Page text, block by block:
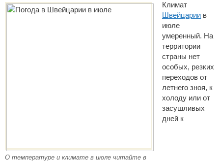
О температуре и климате в июле читайте в
Климат
Швейцарии в
июле
умеренный. На
территории
страны нет
особых, резких
переходов от
летнего зноя, к
холоду или от
засушливых
дней к